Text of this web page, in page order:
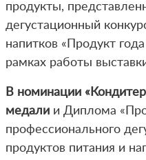
продукты,
дегустационный
напитков «Продукт
рамках работы
В номинации
медали и Диплома
профессионального
продуктов питания и